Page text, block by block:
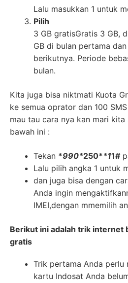
Lalu masukkan 1 untuk
Pilih
3 GB gratisGratis 3 GB,
GB di bulan pertama
berikutnya. Periode
bulan.
Kita juga bisa niktmati Kuota
ke semua oprator dan 100
mau tau cara nya kan mari
bawah ini :
Tekan *990*250**11#
Lalu pilih angka 1 untuk
dan juga bisa dengan
Anda ingin
IMEI,dengan mmemilih
Berikut ini adalah trik internet
gratis
Trik pertama Anda perlu
kartu Indosat Anda